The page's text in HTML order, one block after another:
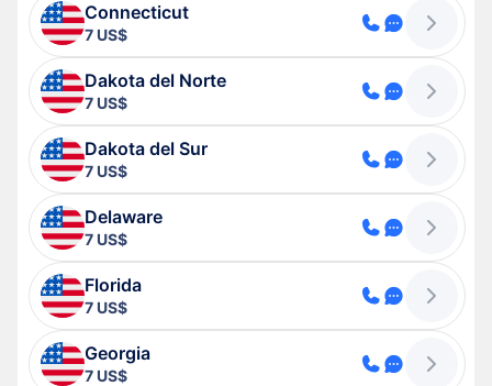
Connecticut
7 US$
Dakota del Norte
7 US$
Dakota del Sur
7 US$
Delaware
7 US$
Florida
7 US$
Georgia
7 US$